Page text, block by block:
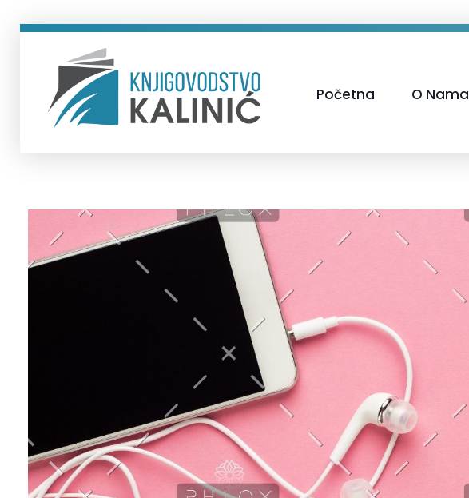
Početna O Nama